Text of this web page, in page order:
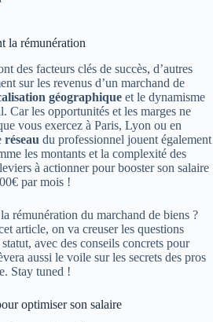
la rémunération
des facteurs clés de succès, d’autres
sur les revenus d’un marchand de
géographique et le dynamisme
Car les opportunités et les marges ne
vous exercez à Paris, Lyon ou en
réseau du professionnel jouent également
les montants et la complexité des
à actionner pour booster son salaire
par mois !
rémunération du marchand de biens ?
article, on va creuser les questions
avec des conseils concrets pour
aussi le voile sur les secrets des pros
Stay tuned !
optimiser son salaire